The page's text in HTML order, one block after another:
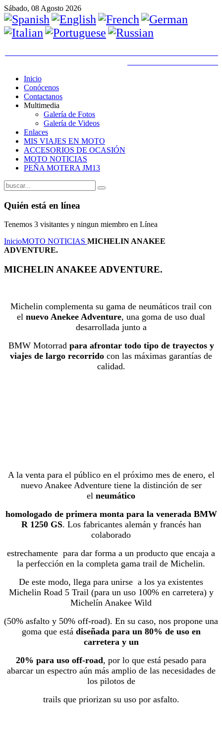
Sábado, 08 Agosto 2026
Inicio
Conócenos
Contactanos
Multimedia
Galería de Fotos
Galería de Videos
Enlaces
MIS VIAJES EN MOTO
ACCESORIOS DE OCASIÓN
MOTO NOTICIAS
PEÑA MOTERA JM13
Quién está en línea
Tenemos 3 visitantes y ningun miembro en Línea
InicioMOTO NOTICIAS MICHELIN ANAKEE
ADVENTURE.
MICHELIN ANAKEE ADVENTURE.
Michelin complementa su gama de neumáticos trail con
el nuevo Anekee Adventure, una goma de uso dual
desarrollada junto a
BMW Motorrad para afrontar todo tipo de trayectos y
viajes de largo recorrido con las máximas garantías de
calidad.
A la venta para el público en el próximo mes de enero, el
nuevo Anakee Adventure tiene la distinción de ser
el neumático
homologado de primera monta para la venerada BMW
R 1250 GS. Los fabricantes alemán y francés han
colaborado
estrechamente para dar forma a un producto que encaja a
la perfección en la completa gama trail de Michelin.
De este modo, llega para unirse a los ya existentes
Michelin Road 5 Trail (para un uso 100% en carretera) y
Michelín Anakee Wild
(50% asfalto y 50% off-road). En su caso, nos propone una
goma que está diseñada para un 80% de uso en
carretera y un
20% para uso off-road, por lo que está pesado para
abarcar un espectro aún más amplio de las necesidades de
los pilotos de
trails que priorizan su uso por asfalto.